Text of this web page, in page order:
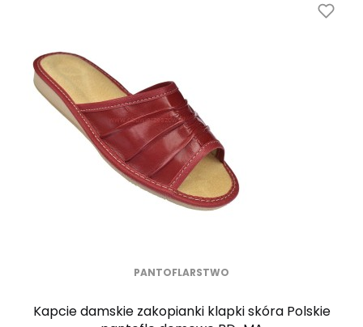
PANTOFLARSTWO
Kapcie damskie zakopianki klapki skóra Polskie